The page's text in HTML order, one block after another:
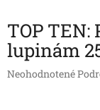
TOP
lupinám
Priemerné
Neohodnotené